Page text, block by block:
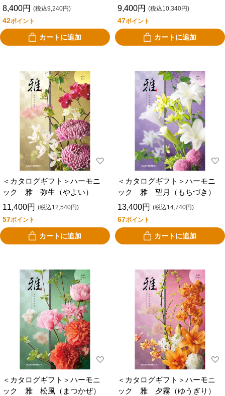
8,400円 (税込9,240円)
42ポイント
カートに追加
9,400円 (税込10,340円)
47ポイント
カートに追加
＜カタログギフト＞ハーモニ
ック 雅 弥生（やよい）
11,400円 (税込12,540円)
57ポイント
カートに追加
＜カタログギフト＞ハーモニ
ック 雅 望月（もちづき）
13,400円 (税込14,740円)
67ポイント
カートに追加
＜カタログギフト＞ハーモニ
ック 雅 松風（まつかぜ）
＜カタログギフト＞ハーモニ
ック 雅 夕霧（ゆうぎり）